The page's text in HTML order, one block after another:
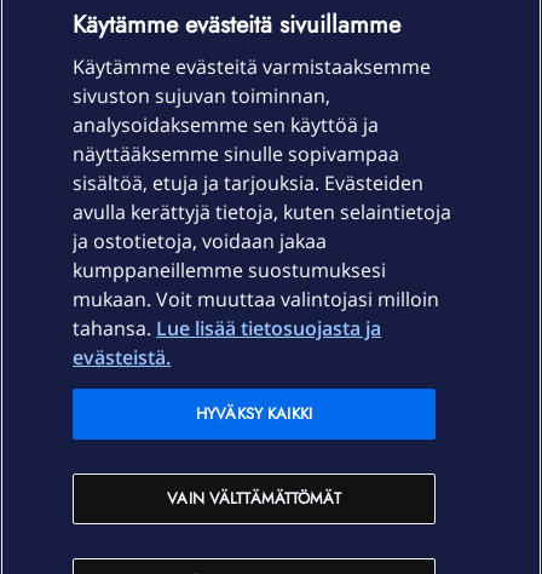
Laitteet & liittymät
Palvelut
Ajankohtaista
Elisa Oyj
In English
Käytämme evästeitä sivuillamme
Käytämme evästeitä varmistaaksemme
sivuston sujuvan toiminnan,
analysoidaksemme sen käyttöä ja
näyttääksemme sinulle sopivampaa
sisältöä, etuja ja tarjouksia. Evästeiden
avulla kerättyjä tietoja, kuten selaintietoja
ja ostotietoja, voidaan jakaa
kumppaneillemme suostumuksesi
mukaan. Voit muuttaa valintojasi milloin
tahansa. Lue lisää tietosuojasta ja
evästeistä.
VAIN VÄLTTÄMÄTTÖMÄT
HYVÄKSY KAIKKI